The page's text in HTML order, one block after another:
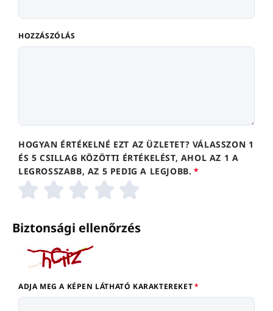
HOZZÁSZÓLÁS
HOGYAN ÉRTÉKELNÉ EZT AZ ÜZLETET? VÁLASSZON 1
ÉS 5 CSILLAG KÖZÖTTI ÉRTÉKELÉST, AHOL AZ 1 A
LEGROSSZABB, AZ 5 PEDIG A LEGJOBB.
Biztonsági ellenőrzés
ADJA MEG A KÉPEN LÁTHATÓ KARAKTEREKET